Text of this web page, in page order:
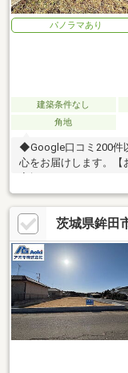
パノラマあり
建築条件なし
角地
◆Google口コミ200件
心をお届けします。【
家探しは、ひだまりハ
茨城県鉾田